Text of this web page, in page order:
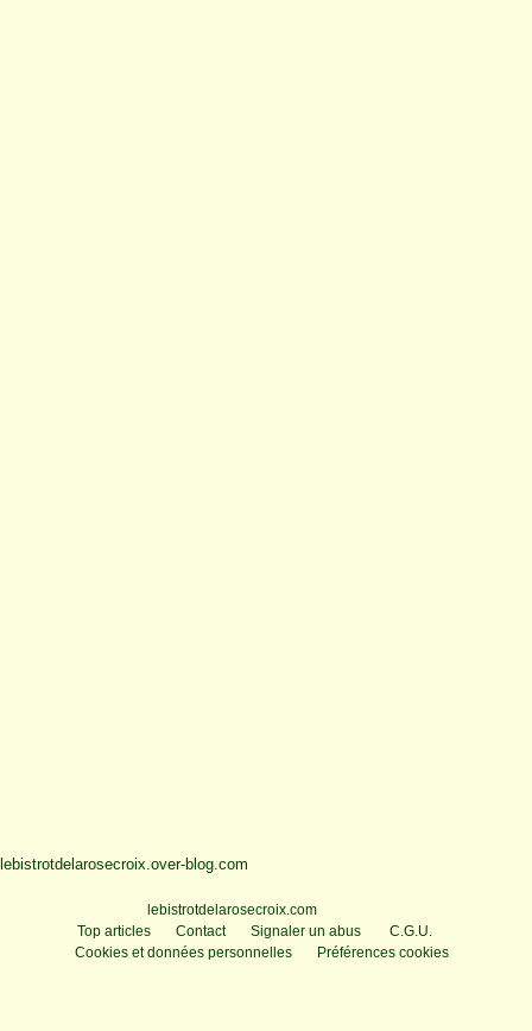
lebistrotdelarosecroix.over-blog.com
lebistrotdelarosecroix.com
Top articles
Contact Signaler un abus
C.G.U.
Cookies et données personnelles
Préférences cookies